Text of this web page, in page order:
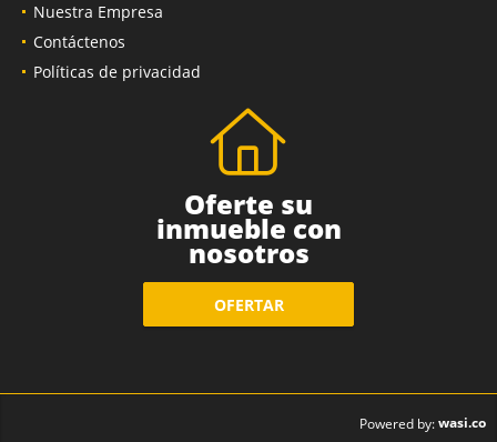
Nuestra Empresa
Contáctenos
Políticas de privacidad
Oferte su
inmueble con
nosotros
OFERTAR
Powered by:wasi.co